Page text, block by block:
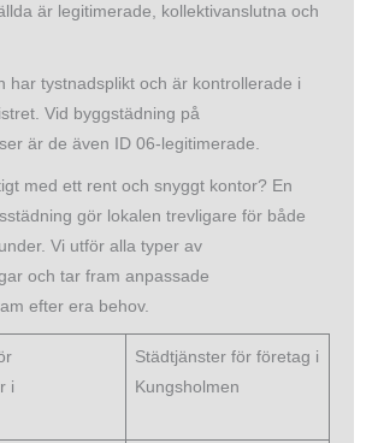
är legitimerade, kollektivanslutna och
har tystnadsplikt och är kontrollerade i
Vid byggstädning på
är de även ID 06-legitimerade.
med ett rent och snyggt kontor? En
gör lokalen trevligare för både
Vi utför alla typer av
och tar fram anpassade
efter era behov.
i
Städtjänster för företag i
Kungsholmen